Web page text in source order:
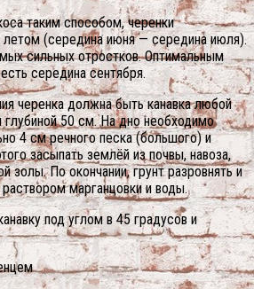
таким способом, черенки
летом (середина июня — середина июля).
сильных отростков. Оптимальным
середина сентября.
черенка должна быть канавка любой
50 см. На дно необходимо
4 см речного песка (большого) и
засыпать землёй из почвы, навоза,
золы. По окончании, грунт разровнять и
марганцовки и воды.
под углом в 45 градусов и